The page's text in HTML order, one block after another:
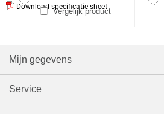
Download specificatie sheet
Vergelijk product
Mijn gegevens
Service